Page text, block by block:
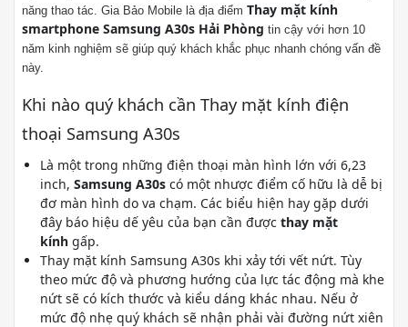
năng thao tác. Gia Bảo Mobile là địa điểm Thay mặt kính
smartphone Samsung A30s Hải Phòng tin cậy với hơn 10
năm kinh nghiệm sẽ giúp quý khách khắc phục nhanh chóng vấn đề
này.
Khi nào quý khách cần Thay mặt kính điện
thoại Samsung A30s
Là một trong những điện thoại màn hình lớn với 6,23
inch, Samsung A30s có một nhược điểm cố hữu là dễ bị
đơ màn hình do va chạm. Các biểu hiện hay gặp dưới
đây báo hiệu dế yêu của bạn cần được thay mặt
kính gấp.
Thay mặt kính Samsung A30s khi xảy tới vết nứt. Tùy
theo mức độ và phương hướng của lực tác động mà khe
nứt sẽ có kích thước và kiểu dáng khác nhau. Nếu ở
mức độ nhẹ quý khách sẽ nhận phải vài đường nứt xiên